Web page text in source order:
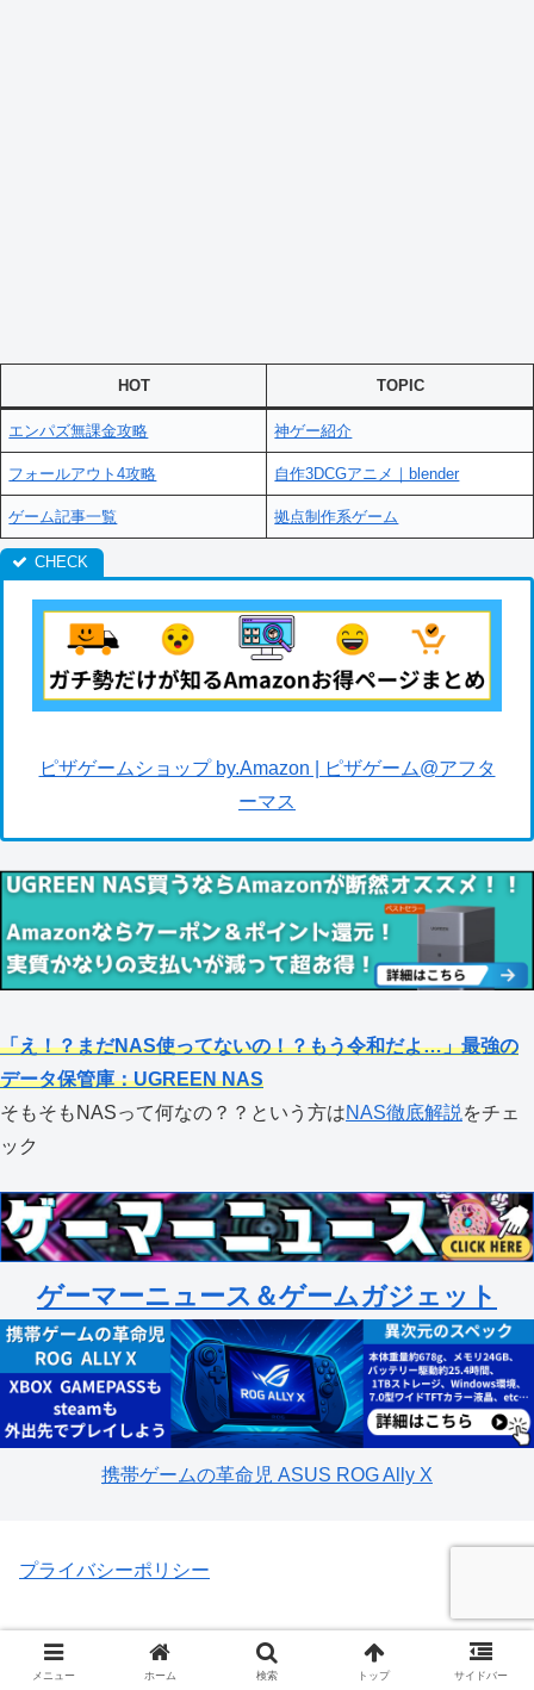
HOT TOPIC
エンパズ無課金攻略 神ゲー紹介
フォールアウト4攻略 自作3DCGアニメ｜blender
ゲーム記事一覧 拠点制作系ゲーム
ピザゲームショップ by.Amazon | ピザゲーム@アフタ
ーマス
「え！？まだNAS使ってないの！？もう令和だよ…」最強の
データ保管庫：UGREEN NAS
そもそもNASって何なの？？という方はNAS徹底解説 をチェ
ック
ゲーマーニュース＆ゲームガジェット
携帯ゲームの革命児 ASUS ROG Ally X
プライバシーポリシー
メニュー ホーム 検索 トップ サイドバー